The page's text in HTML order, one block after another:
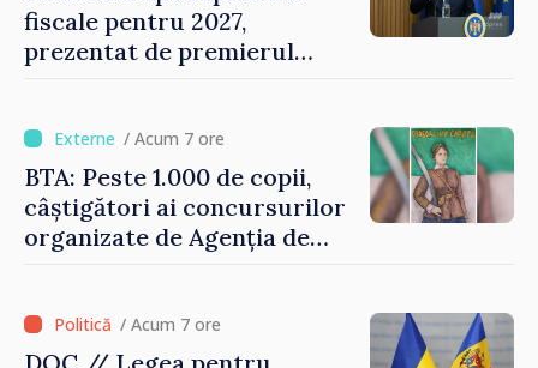
fiscale pentru 2027,
prezentat de premierul
investițiile, taxăm viciile și
echilibrăm taxarea
consumului”
/ Acum 7 ore
BTA: Peste 1.000 de copii,
câștigători ai concursurilor
organizate de Agenția de
/ Acum 7 ore